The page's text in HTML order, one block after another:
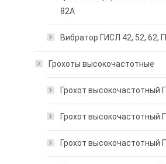
82А
Вибратор ГИСЛ 42, 52, 62,
Грохоты высокочастотные
Грохот высокочастотный
Грохот высокочастотный
Грохот высокочастотный